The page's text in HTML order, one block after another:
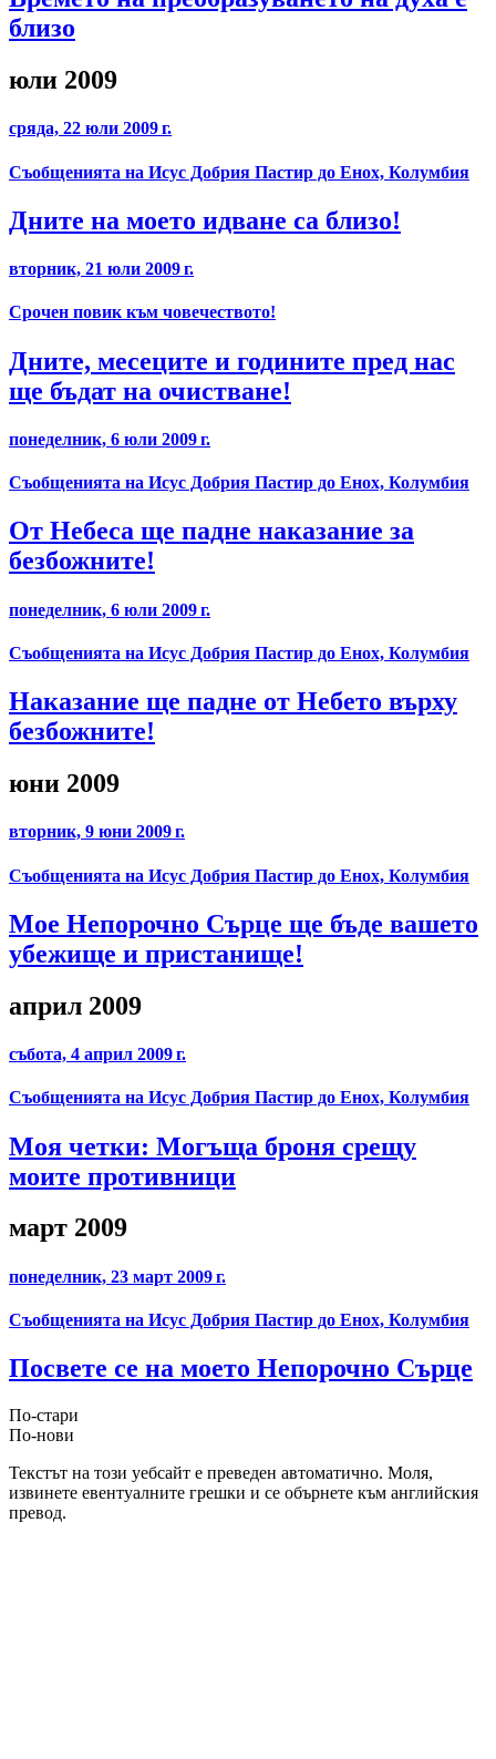
близо
юли 2009
сряда, 22 юли 2009 г.
Съобщенията на Исус Добрия Пастир до Енох, Колумбия
Дните на моето идване са близо!
вторник, 21 юли 2009 г.
Срочен повик към човечеството!
Дните, месеците и годините пред нас
ще бъдат на очистване!
понеделник, 6 юли 2009 г.
Съобщенията на Исус Добрия Пастир до Енох, Колумбия
От Небеса ще падне наказание за
безбожните!
понеделник, 6 юли 2009 г.
Съобщенията на Исус Добрия Пастир до Енох, Колумбия
Наказание ще падне от Небето върху
безбожните!
юни 2009
вторник, 9 юни 2009 г.
Съобщенията на Исус Добрия Пастир до Енох, Колумбия
Мое Непорочно Сърце ще бъде вашето
убежище и пристанище!
април 2009
събота, 4 април 2009 г.
Съобщенията на Исус Добрия Пастир до Енох, Колумбия
Моя четки: Могъща броня срещу
моите противници
март 2009
понеделник, 23 март 2009 г.
Съобщенията на Исус Добрия Пастир до Енох, Колумбия
Посвете се на моето Непорочно Сърце
По-стари
По-нови
Текстът на този уебсайт е преведен автоматично. Моля,
извинете евентуалните грешки и се обърнете към английския
превод.